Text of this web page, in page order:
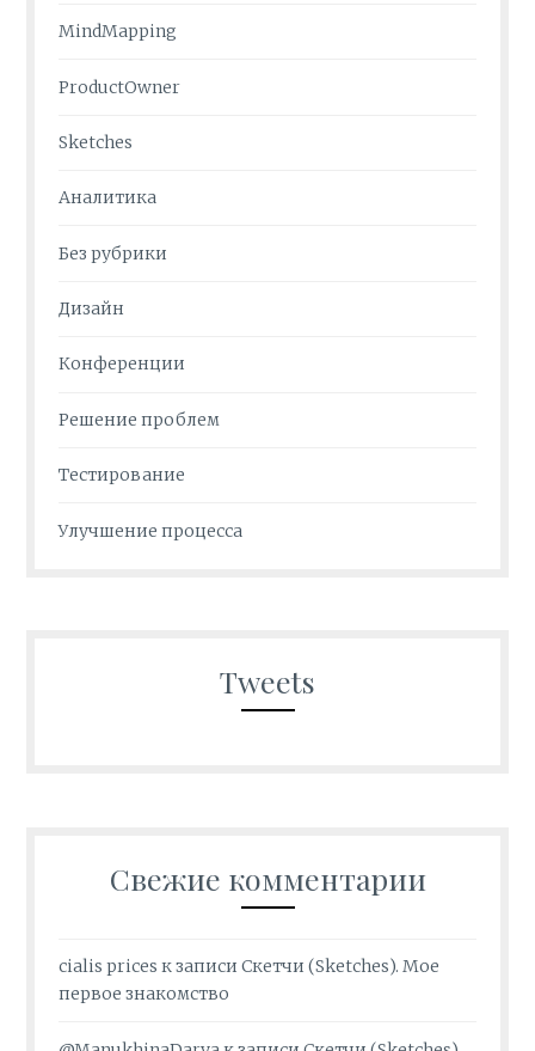
MindMapping
ProductOwner
Sketches
Аналитика
Без рубрики
Дизайн
Конференции
Решение проблем
Тестирование
Улучшение процесса
Tweets
Свежие комментарии
cialis prices к записиСкетчи (Sketches). Мое
первое знакомство